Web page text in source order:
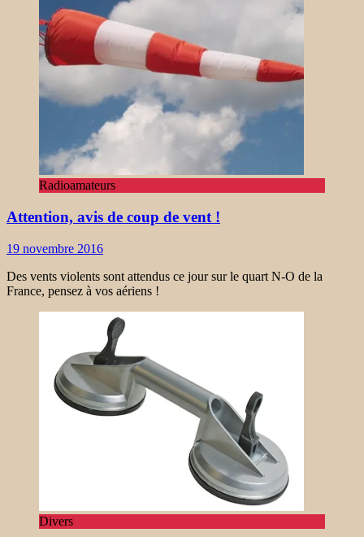
Radioamateurs
Attention, avis de coup de vent !
19 novembre 2016
Des vents violents sont attendus ce jour sur le quart N-O de la
France, pensez à vos aériens !
Divers